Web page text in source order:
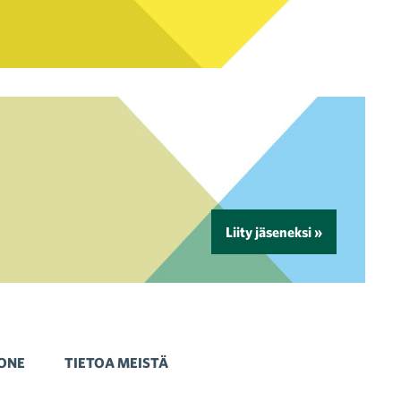
Liity jäseneksi »
TIETOA MEISTÄ